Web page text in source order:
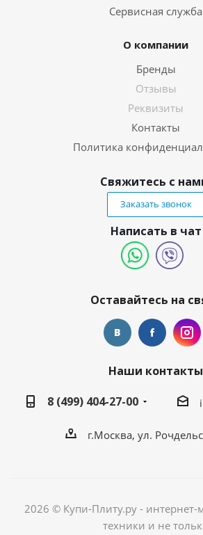
Сервисная служба
О компании
Бренды
Отзывы
Реквизиты
Контакты
Политика
Свяжитесь с
Заказать звонок
Написать в чат
Оставайтесь на
Наши контакты
8 (499) 404-27-00
г.Москва, ул.
2026 © Купи-Плиту.ру - интернет-
техники и не